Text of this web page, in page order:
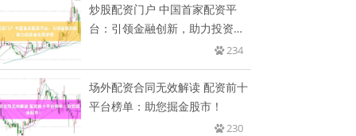
炒股配资门户 中国首家配资平
台：引领金融创新，助力投资者
234
场外配资合同无效解读 配资前十
平台榜单：助您掘金股市！
230